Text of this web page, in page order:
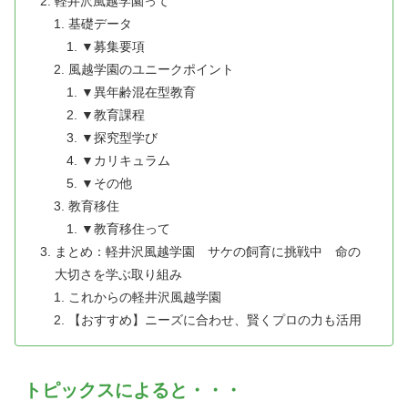
基礎データ
▼募集要項
風越学園のユニークポイント
▼異年齢混在型教育
▼教育課程
▼探究型学び
▼カリキュラム
▼その他
教育移住
▼教育移住って
まとめ：軽井沢風越学園 サケの飼育に挑戦中 命の
大切さを学ぶ取り組み
これからの軽井沢風越学園
【おすすめ】ニーズに合わせ、賢くプロの力も活用
トピックスによると・・・